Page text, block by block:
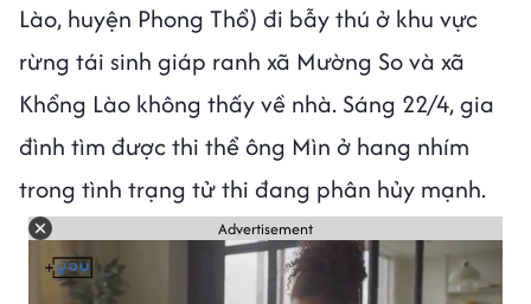
Lào, huyện Phong Thổ) đi bẫy thú ở khu vực
rừng tái sinh giáp ranh xã Mường So và xã
Khổng Lào không thấy về nhà. Sáng 22/4, gia
đình tìm được thi thể ông Mìn ở hang nhím
trong tình trạng tử thi đang phân hủy mạnh.
Advertisement